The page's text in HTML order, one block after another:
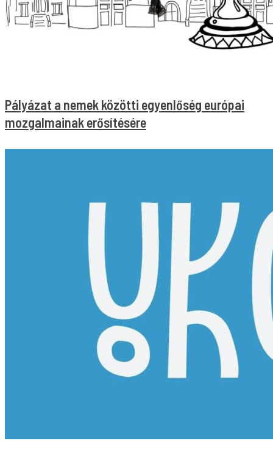
Pályázat a nemek közötti egyenlőség európai
mozgalmainak erősítésére